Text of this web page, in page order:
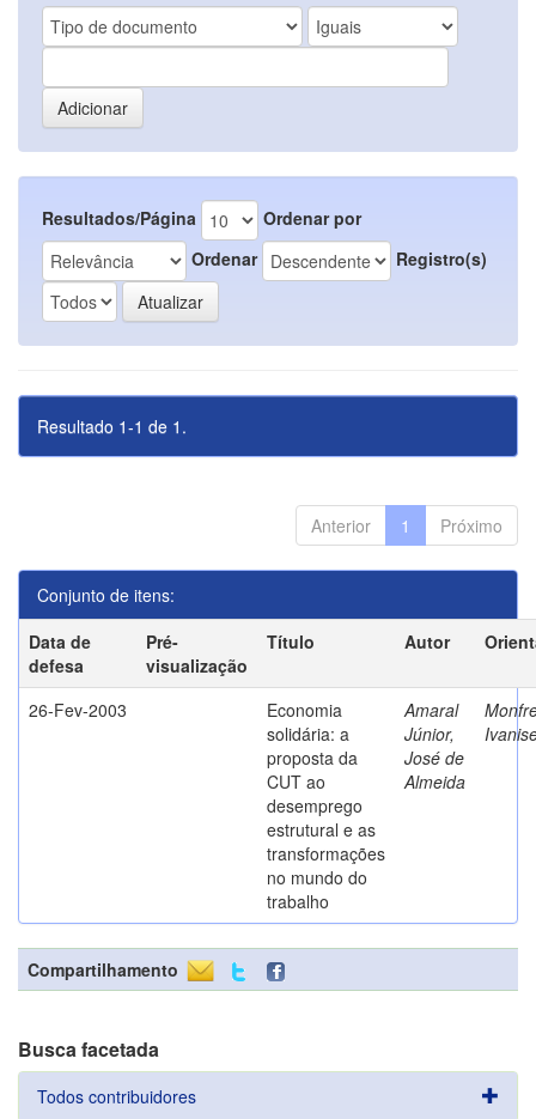
Resultados/Página
Ordenar por
Ordenar
Registro(s)
Resultado 1-1 de 1.
Anterior 1 Próximo
Conjunto de itens:
Data de
defesa
Pré-
visualização
Título Autor
26-Fev-2003
Economia
solidária: a
proposta da
CUT ao
desemprego
estrutural e as
transformações
no mundo do
trabalho
Amaral
Júnior,
José de
Almeida
Compartilhamento
Busca facetada
Todos contribuidores